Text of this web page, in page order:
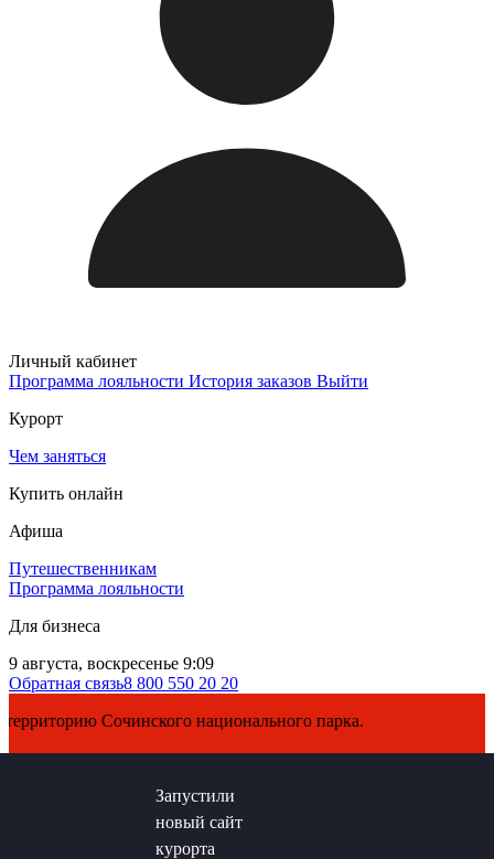
Личный кабинет
Программа лояльности История заказов Выйти
Курорт
Чем заняться
Купить онлайн
Афиша
Путешественникам
Программа лояльности
Для бизнеса
9 августа, воскресенье 9:09
Обратная связь8 800 550 20 20
Сочинского национального парка.
Запустили
новый сайт
курорта